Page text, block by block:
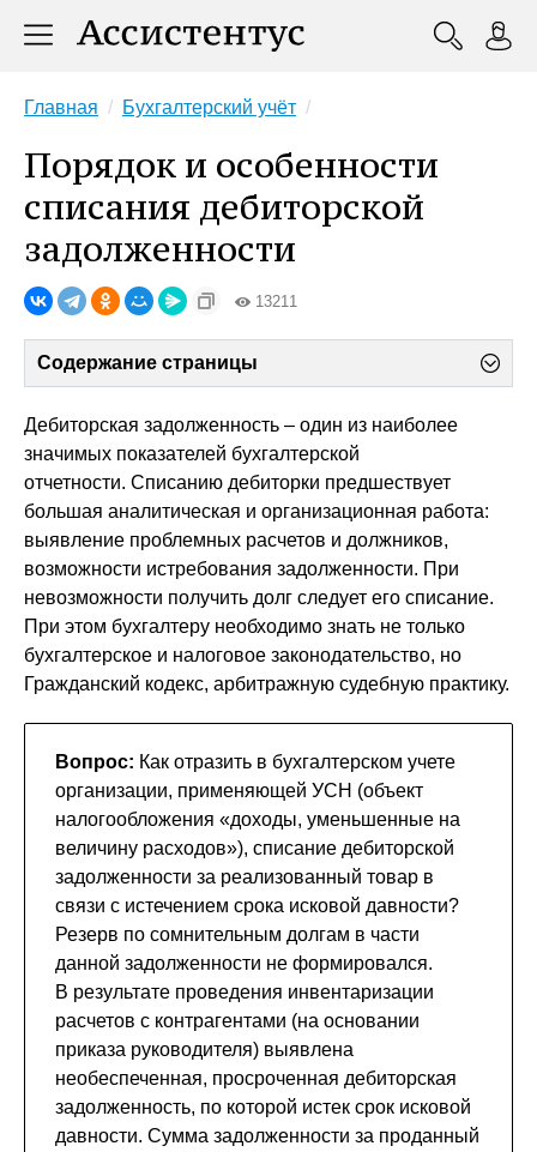
Главная Бухгалтерский учёт
Порядок и особенности
списания дебиторской
задолженности
13211
Содержание страницы
Дебиторская задолженность – один из наиболее
значимых показателей бухгалтерской
отчетности. Списанию дебиторки предшествует
большая аналитическая и организационная работа:
выявление проблемных расчетов и должников,
возможности истребования задолженности. При
невозможности получить долг следует его списание.
При этом бухгалтеру необходимо знать не только
бухгалтерское и налоговое законодательство, но
Гражданский кодекс, арбитражную судебную практику.
Вопрос: Как отразить в бухгалтерском учете
организации, применяющей УСН (объект
налогообложения «доходы, уменьшенные на
величину расходов»), списание дебиторской
задолженности за реализованный товар в
связи с истечением срока исковой давности?
Резерв по сомнительным долгам в части
данной задолженности не формировался.
В результате проведения инвентаризации
расчетов с контрагентами (на основании
приказа руководителя) выявлена
необеспеченная, просроченная дебиторская
задолженность, по которой истек срок исковой
давности. Сумма задолженности за проданный